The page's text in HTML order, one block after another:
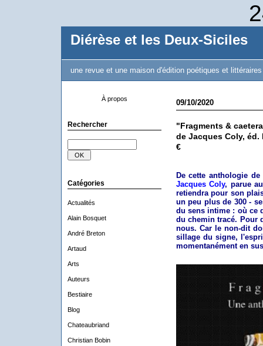
Diérèse et les Deux-Siciles
une revue et une maison d'édition poétiques et littéraires
À propos
Rechercher
Catégories
Actualités
Alain Bosquet
André Breton
Artaud
Arts
Auteurs
Bestiaire
Blog
Chateaubriand
Christian Bobin
09/10/2020
"Fragments &
de Jacques Coly, éd.
€
De cette anthologie de
Jacques Coly, parue
retiendra pour son
un peu plus de 300 -
du sens intime : où ce
du chemin tracé. Pour
nous. Car le non-dit
sillage du signe,
momentanément en